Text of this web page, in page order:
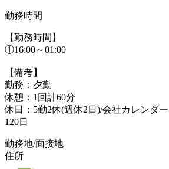
勤務時間
【勤務時間】
①16:00～01:00
【備考】
勤務：夕勤
休憩：1回計60分
休日：5勤2休(週休2日)/会社カレンダ
120日
勤務地/面接地
住所